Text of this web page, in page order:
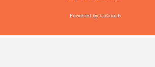
Powered by CoCoach